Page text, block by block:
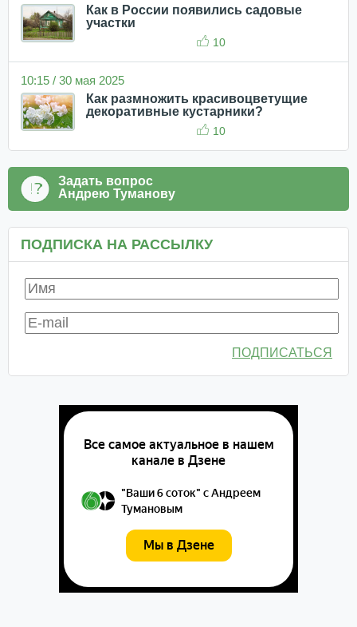
Как в России появились садовые
участки
10
10:15 / 30 мая 2025
Как размножить красивоцветущие
декоративные кустарники?
10
Задать вопрос
Андрею Туманову
ПОДПИСКА НА РАССЫЛКУ
ПОДПИСАТЬСЯ